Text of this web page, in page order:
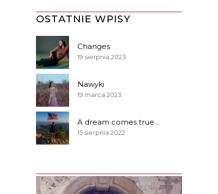
OSTATNIE WPISY
Changes
19 sierpnia 2023
Nawyki
19 marca 2023
A dream comes true…
15 sierpnia 2022